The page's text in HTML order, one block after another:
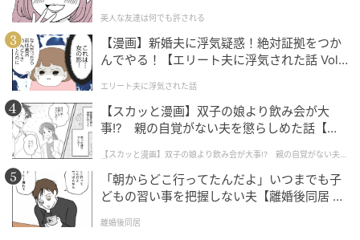
元記事で読む
「ニャルソックもしたい、でも眠い」窓の外
が気になる子猫さん、強烈な睡魔には勝てな
かった
の記事をもっとみる
美人な友達は何でも許される
【漫画】新婚夫に浮気疑惑！絶対証拠をつか
んでやる！【エリート夫に浮気された話 Vol.
エリート夫に浮気された話
【スカッと漫画】双子の娘より飲み会が大
事!? 親の自覚がない夫を懲らしめた話【第1
【スカッと漫画】双子の娘より飲み会が大事!? 親の自覚がない夫を
懲らしめた話
「朝からどこ行ってたんだよ」いつまでも子
どもの習い事を把握しない夫【離婚後同居 Vo
離婚後同居